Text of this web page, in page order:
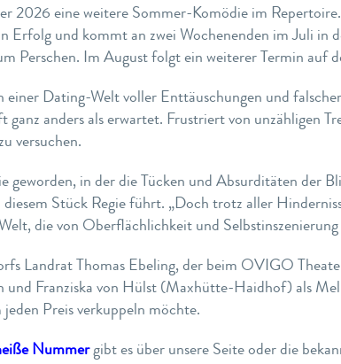
2026 eine weitere Sommer-Komödie im
Erfolg und kommt an zwei Wochenenden im Juli in
Perschen. Im August folgt ein weiterer Termin auf
Dating-Welt voller Enttäuschungen und
anders als erwartet. Frustriert von unzähligen
versuchen.
geworden, in der die Tücken und Absurditäten der
Stück Regie führt. „Doch trotz aller
die von Oberflächlichkeit und Selbstinszenierung
Landrat Thomas Ebeling, der beim OVIGO
und Franziska von Hülst (Maxhütte-Haidhof) als
Preis verkuppeln möchte.
Nummergibt es über unsere Seite oder die